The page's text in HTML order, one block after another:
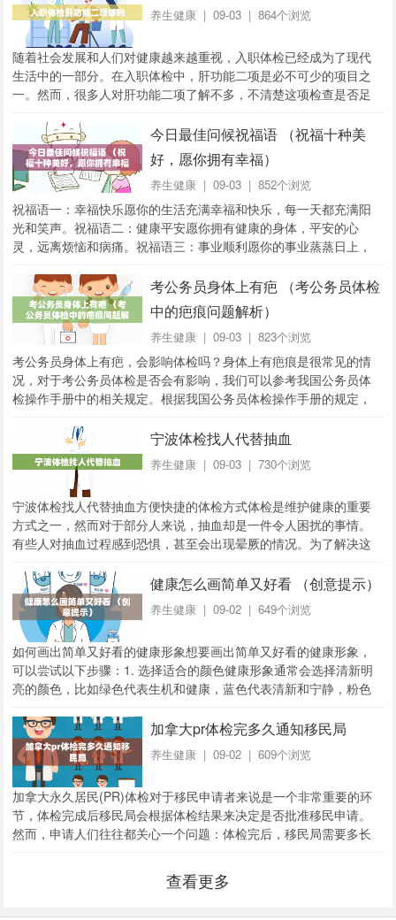
养生健康 | 09-03 | 864个浏览
随着社会发展和人们对健康越来越重视，入职体检已经成为了现代
生活中的一部分。在入职体检中，肝功能二项是必不可少的项目之
一。然而，很多人对肝功能二项了解不多，不清楚这项检查是否足
今日最佳问候祝福语 （祝福十种美
好，愿你拥有幸福）
养生健康 | 09-03 | 852个浏览
祝福语一：幸福快乐愿你的生活充满幸福和快乐，每一天都充满阳
光和笑声。祝福语二：健康平安愿你拥有健康的身体，平安的心
灵，远离烦恼和病痛。祝福语三：事业顺利愿你的事业蒸蒸日上，
考公务员身体上有疤 （考公务员体检
中的疤痕问题解析）
养生健康 | 09-03 | 823个浏览
考公务员身体上有疤，会影响体检吗？身体上有疤痕是很常见的情
况，对于考公务员体检是否会有影响，我们可以参考我国公务员体
检操作手册中的相关规定。根据我国公务员体检操作手册的规定，
宁波体检找人代替抽血
养生健康 | 09-03 | 730个浏览
宁波体检找人代替抽血方便快捷的体检方式体检是维护健康的重要
方式之一，然而对于部分人来说，抽血却是一件令人困扰的事情。
有些人对抽血过程感到恐惧，甚至会出现晕厥的情况。为了解决这
健康怎么画简单又好看 （创意提示）
养生健康 | 09-02 | 649个浏览
如何画出简单又好看的健康形象想要画出简单又好看的健康形象，
可以尝试以下步骤：1. 选择适合的颜色健康形象通常会选择清新明
亮的颜色，比如绿色代表生机和健康，蓝色代表清新和宁静，粉色
加拿大pr体检完多久通知移民局
养生健康 | 09-02 | 609个浏览
加拿大永久居民(PR)体检对于移民申请者来说是一个非常重要的环
节，体检完成后移民局会根据体检结果来决定是否批准移民申请。
然而，申请人们往往都关心一个问题：体检完后，移民局需要多长
查看更多